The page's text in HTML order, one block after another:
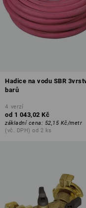
Hadice na vodu SBR
barů
4 verzí
od 1 043,02 Kč
základní cena: 52,15 Kč/metr
(vč. DPH) od 2 ks